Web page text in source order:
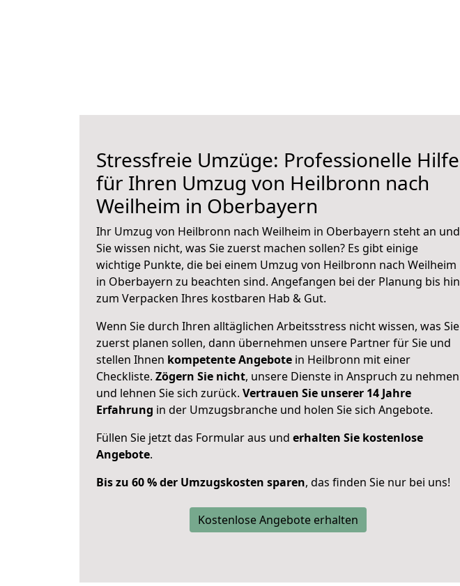
Stressfreie Umzüge: Professionelle Hilfe
für Ihren Umzug von Heilbronn nach
Weilheim in Oberbayern
Ihr Umzug von Heilbronn nach Weilheim in Oberbayern steht an und
Sie wissen nicht, was Sie zuerst machen sollen? Es gibt einige
wichtige Punkte, die bei einem Umzug von Heilbronn nach Weilheim
in Oberbayern zu beachten sind. Angefangen bei der Planung bis hin
zum Verpacken Ihres kostbaren Hab & Gut.
Wenn Sie durch Ihren alltäglichen Arbeitsstress nicht wissen, was Sie
zuerst planen sollen, dann übernehmen unsere Partner für Sie und
stellen Ihnen kompetente Angebote in Heilbronn mit einer
Checkliste. Zögern Sie nicht, unsere Dienste in Anspruch zu nehmen
und lehnen Sie sich zurück. Vertrauen Sie unserer 14 Jahre
Erfahrung in der Umzugsbranche und holen Sie sich Angebote.
Füllen Sie jetzt das Formular aus und erhalten Sie kostenlose
Angebote.
Bis zu 60 % der Umzugskosten sparen, das finden Sie nur bei uns!
Kostenlose Angebote erhalten